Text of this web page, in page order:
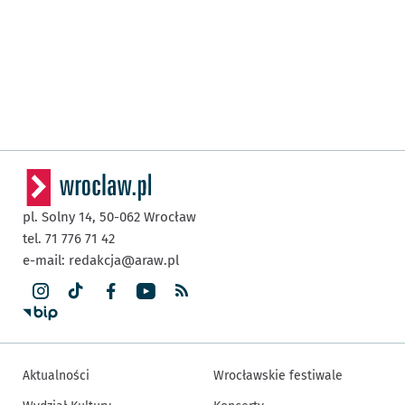
pl. Solny 14, 50-062 Wrocław
tel. 71 776 71 42
e-mail: redakcja@araw.pl
Aktualności
Wrocławskie festiwale